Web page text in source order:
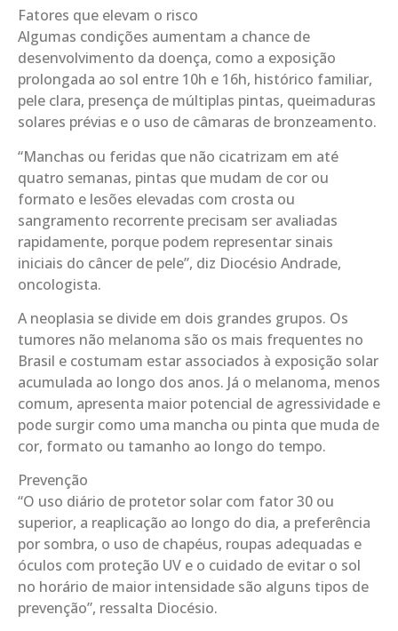
Fatores que elevam o risco
Algumas condições aumentam a chance de
desenvolvimento da doença, como a exposição
prolongada ao sol entre 10h e 16h, histórico familiar,
pele clara, presença de múltiplas pintas, queimaduras
solares prévias e o uso de câmaras de bronzeamento.
“Manchas ou feridas que não cicatrizam em até
quatro semanas, pintas que mudam de cor ou
formato e lesões elevadas com crosta ou
sangramento recorrente precisam ser avaliadas
rapidamente, porque podem representar sinais
iniciais do câncer de pele”, diz Diocésio Andrade,
oncologista.
A neoplasia se divide em dois grandes grupos. Os
tumores não melanoma são os mais frequentes no
Brasil e costumam estar associados à exposição solar
acumulada ao longo dos anos. Já o melanoma, menos
comum, apresenta maior potencial de agressividade e
pode surgir como uma mancha ou pinta que muda de
cor, formato ou tamanho ao longo do tempo.
Prevenção
“O uso diário de protetor solar com fator 30 ou
superior, a reaplicação ao longo do dia, a preferência
por sombra, o uso de chapéus, roupas adequadas e
óculos com proteção UV e o cuidado de evitar o sol
no horário de maior intensidade são alguns tipos de
prevenção”, ressalta Diocésio.